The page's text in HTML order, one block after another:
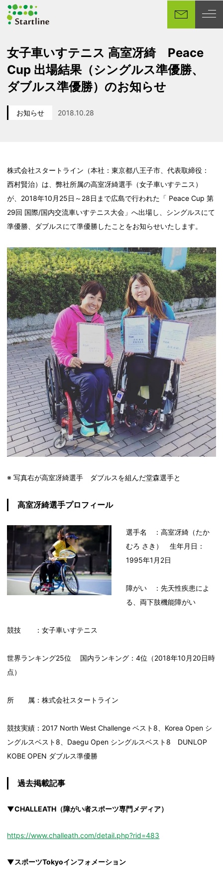
イ
ン
へ
移
女子車いすテニス 高室冴綺 Peace
Cup 出場結果（シングルス準優勝、
ダブルス準優勝）のお知らせ
カテゴリー
お知らせ
投稿日
2018.10.28
株式会社スタートライン（本社：東京都八王子市、代表取締役：
西村賢治）は、弊社所属の高室冴綺選手（女子車いすテニス）
が、2018年10月25日～28日まで広島で行われた「 Peace Cup 第
29回 国際/国内交流車いすテニス大会」へ出場し、シングルスにて
準優勝、ダブルスにて準優勝したことをお知らせいたします。
※ 写真右が高室冴綺選手 ダブルスを組んだ堂森選手と
高室冴綺選手プロフィール
選手名 ：高室冴綺（たか
むろ さき） 生年月日：
1995年1月2日
障がい ：先天性疾患によ
る、両下肢機能障がい
競技 ：女子車いすテニス
世界ランキング25位 国内ランキング：4位（2018年10月20日時
点）
所 属：株式会社スタートライン
競技実績：2017 North West Challenge ベスト8、Korea Open シ
ングルスベスト8、Daegu Open シングルスベスト8 DUNLOP
KOBE OPEN ダブルス準優勝
過去掲載記事
▼CHALLEATH（障がい者スポーツ専門メディア）
https://www.challeath.com/detail.php?rid=483
▼スポーツTokyoインフォメーション